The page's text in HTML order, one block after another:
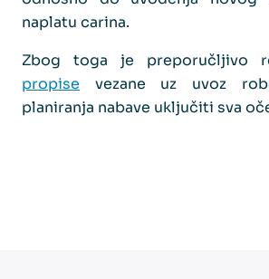
naplatu carina.
Zbog toga je preporučljivo
propise vezane uz uvoz
planiranja nabave uključiti sva